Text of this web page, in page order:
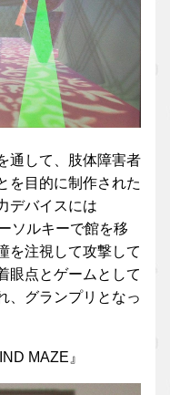
通して、肢体障害者
を目的に制作された
デバイスには
ソルキーで館を移
を注視して攻撃して
眼点とゲームとして
、グランプリとなっ
MAZE』